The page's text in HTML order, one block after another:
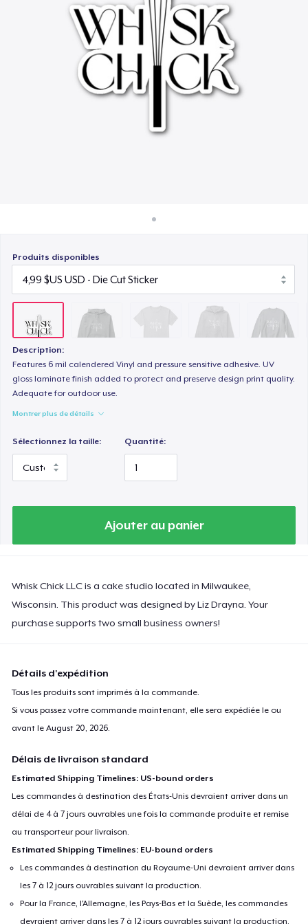
Vendez partout
Vendre n'importe quoi
Produits disponibles
Description:
Features 6 mil calendered Vinyl and pressure sensitive adhesive. UV
gloss laminate finish added to protect and preserve design print quality.
Adequate for outdoor use.
Montrer plus de détails
Sélectionnez la taille: Quantité:
Ajouter au panier
Whisk Chick LLC is a cake studio located in Milwaukee,
Wisconsin. This product was designed by Liz Drayna. Your
purchase supports two small business owners!
Détails d'expédition
Tous les produits sont imprimés à la commande.
Si vous passez votre commande maintenant, elle sera expédiée le ou
avant leAugust 20, 2026.
Délais de livraison standard
Estimated Shipping Timelines: US-bound orders
Les commandes à destination des États-Unis devraient arriver dans un
délai de 4 à 7 jours ouvrables une fois la commande produite et remise
au transporteur pour livraison.
Estimated Shipping Timelines: EU-bound orders
Les commandes à destination du Royaume-Uni devraient arriver dans
les 7 à 12 jours ouvrables suivant la production.
Pour la France, l'Allemagne, les Pays-Bas et la Suède, les commandes
devraient arriver dans les 7 à 12 jours ouvrables suivant la production.
17,99 $US
Unisex Premium Pullover Hoodie
41,99 $US